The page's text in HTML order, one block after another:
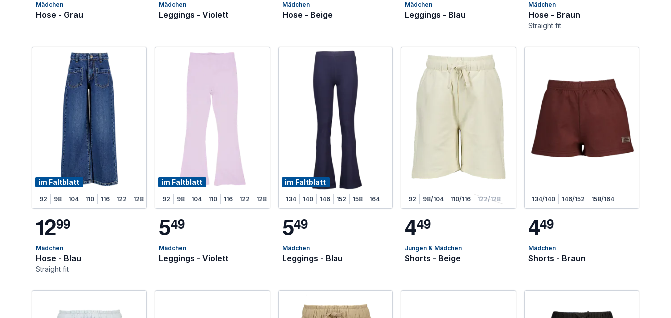
Mädchen
Hose - Grau
Mädchen
Leggings - Violett
Mädchen
Hose - Beige
Mädchen
Leggings - Blau
Mädchen
Hose - Braun
Straight fit
im Faltblatt
92 98 104 110 116 122 128
1299
Mädchen
Hose - Blau
Straight fit
im Faltblatt
92 98 104 110 116 122 128
549
Mädchen
Leggings - Violett
im Faltblatt
134 140 146 152 158 164
549
Mädchen
Leggings - Blau
92 98/104 110/116 122/128
449
Jungen & Mädchen
Shorts - Beige
134/140 146/152 158/164
449
Mädchen
Shorts - Braun